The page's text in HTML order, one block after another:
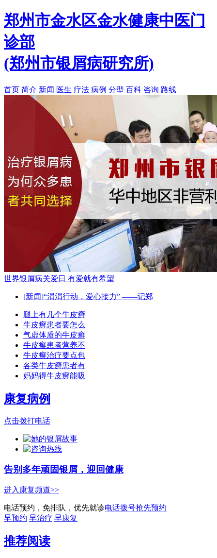
郑州市金水区金水健康中医门
诊部
(郑州市银屑病研究所)
首页 简介 新闻 医生 疗法 病例 分型 百科 咨询 路线
世界银屑病关爱日 有爱就有希望
[新闻]“涓涓行动，爱心接力” ——记郑
腿上有几个牛皮癣
牛皮癣患者要怎么
气虚体质的牛皮癣
牛皮癣患者营养不
牛皮癣治疗要点包
各类牛皮癣患者有
妈妈得牛皮癣能吸
康复病例
点击拨打电话
告别多年顽固银屑，迎回健康
进入康复频道>>
电话预约，免排队，优先就诊电话拨号抢先预约
早预约 早治疗 早康复
推荐阅读